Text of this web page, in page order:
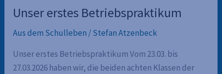
zweiten
Mal
im
Unser erstes Betriebspraktikum
Aus dem Schulleben/Stefan Atzenbeck
Unser erstes Betriebspraktikum Vom 23.03. bis
27.03.2026 haben wir, die beiden achten Klassen der